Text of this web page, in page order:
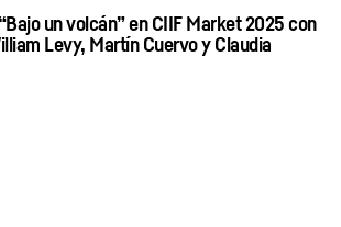
un volcán” en CIIF Market 2025 con
Levy, Martín Cuervo y Claudia